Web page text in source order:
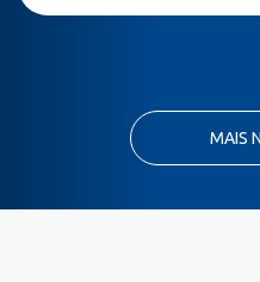
MAIS